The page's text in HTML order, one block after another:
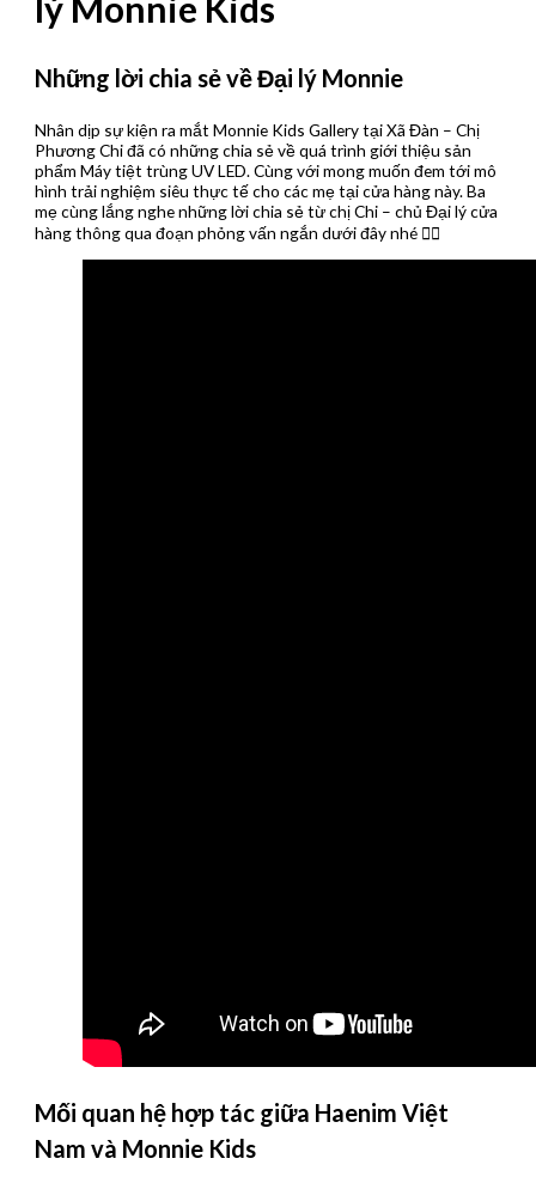
Những lời chia sẻ về Đại lý Monnie
Nhân dịp sự kiện ra mắt Monnie Kids Gallery tại Xã Đàn – Chị
Phương Chi đã có những chia sẻ về quá trình giới thiệu sản
phẩm Máy tiệt trùng UV LED. Cùng với mong muốn đem tới mô
hình trải nghiệm siêu thực tế cho các mẹ tại cửa hàng này. Ba
mẹ cùng lắng nghe những lời chia sẻ từ chị Chi – chủ Đại lý cửa
hàng thông qua đoạn phỏng vấn ngắn dưới đây nhé 👇🏻
Mối quan hệ hợp tác giữa Haenim Việt
Nam và Monnie Kids